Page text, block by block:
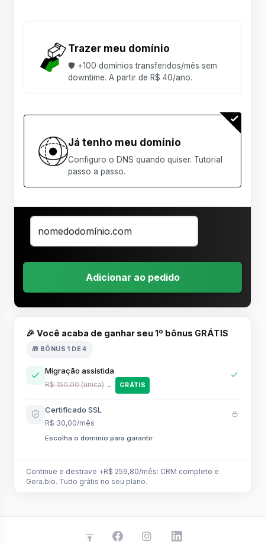
Trazer meu domínio
🛡 +100 domínios transferidos/mês sem
downtime. A partir de R$ 40/ano.
Já tenho meu domínio
Configuro o DNS quando quiser. Tutorial
passo a passo.
Adicionar ao pedido
🎉 Você acaba de ganhar seu 1º bônus GRÁTIS
🎁 BÔNUS 1 DE 4
Migração assistida
R$ 150,00 (única) → GRÁTIS
Certificado SSL
R$ 30,00/mês
Escolha o domínio para garantir
Continue e destrave +R$ 259,80/mês: CRM completo e
Gera.bio. Tudo grátis no seu plano.